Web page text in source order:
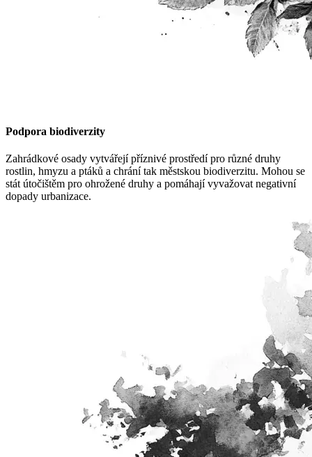
Podpora biodiverzity
Zahrádkové osady vytvářejí příznivé prostředí pro různé druhy
rostlin, hmyzu a ptáků a chrání tak městskou biodiverzitu. Mohou se
stát útočištěm pro ohrožené druhy a pomáhají vyvažovat negativní
dopady urbanizace.